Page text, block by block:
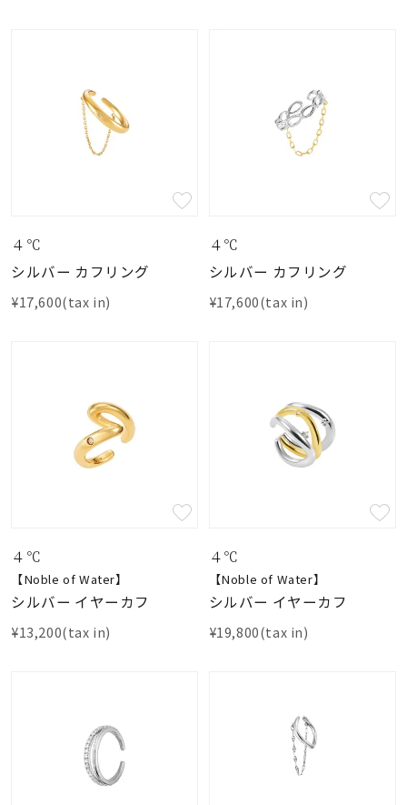
４℃
シルバー カフリング
¥17,600(tax in)
４℃
シルバー カフリング
¥17,600(tax in)
４℃
【Noble of Water】
シルバー イヤーカフ
¥13,200(tax in)
４℃
【Noble of Water】
シルバー イヤーカフ
¥19,800(tax in)